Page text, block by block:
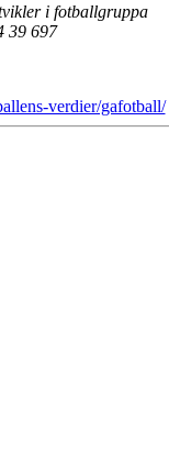
i fotballgruppa
39 697
verdier/gafotball/